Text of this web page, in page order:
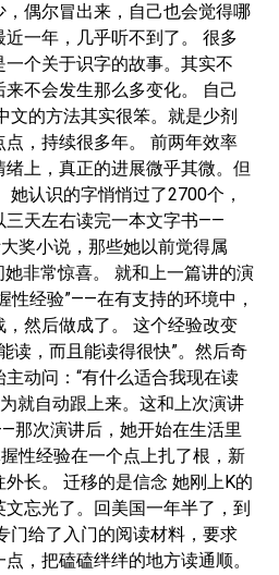
偶尔冒出来，自己也会觉得哪
一年，几乎听不到了。 很多
个关于识字的故事。其实不
不会发生那么多变化。 自己
文的方法其实很笨。就是少剂
，持续很多年。 前两年效率
上，真正的进展微乎其微。但
她认识的字悄悄过了2700个，
三天左右读完一本文字书——
奖小说，那些她以前觉得属
她非常惊喜。 就和上一篇讲的演
性经验”——在有支持的环境中，
然后做成了。 这个经验改变
读，而且能读得很快”。然后奇
动问：“有什么适合我现在读
就自动跟上来。这和上次演讲
那次演讲后，她开始在生活里
性经验在一个点上扎了根，新
长。 迁移的是信念 她刚上K的
忘光了。回美国一年半了，到
门给了入门的阅读材料，要求
，把磕磕绊绊的地方读通顺。